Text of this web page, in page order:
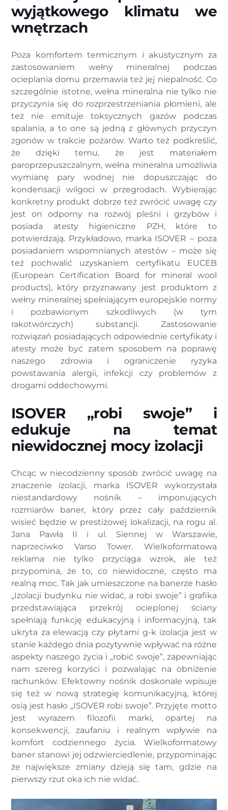
wyjątkowego klimatu we
wnętrzach
Poza komfortem termicznym i akustycznym za
zastosowaniem wełny mineralnej podczas
ocieplania domu przemawia też jej niepalność. Co
szczególnie istotne, wełna mineralna nie tylko nie
przyczynia się do rozprzestrzeniania płomieni, ale
też nie emituje toksycznych gazów podczas
spalania, a to one są jedną z głównych przyczyn
zgonów w trakcie pożarów. Warto też podkreślić,
że dzięki temu, że jest materiałem
paroprzepuszczalnym, wełna mineralna umożliwia
wymianę pary wodnej nie dopuszczając do
kondensacji wilgoci w przegrodach. Wybierając
konkretny produkt dobrze też zwrócić uwagę czy
jest on odporny na rozwój pleśni i grzybów i
posiada atesty higieniczne PZH, które to
potwierdzają. Przykładowo, marka ISOVER – poza
posiadaniem wspomnianych atestów – może się
też pochwalić uzyskaniem certyfikatu EUCEB
(European Certification Board for mineral wool
products), który przyznawany jest produktom z
wełny mineralnej spełniającym europejskie normy
i pozbawionym szkodliwych (w tym
rakotwórczych) substancji. Zastosowanie
rozwiązań posiadających odpowiednie certyfikaty i
atesty może być zatem sposobem na poprawę
naszego zdrowia i ograniczenie ryzyka
powstawania alergii, infekcji czy problemów z
drogami oddechowymi.
ISOVER „robi swoje” i
edukuje na temat
niewidocznej mocy izolacji
Chcąc w niecodzienny sposób zwrócić uwagę na
znaczenie izolacji, marka ISOVER wykorzystała
niestandardowy nośnik – imponujących
rozmiarów baner, który przez cały październik
wisieć będzie w prestiżowej lokalizacji, na rogu al.
Jana Pawła II i ul. Siennej w Warszawie,
naprzeciwko Varso Tower. Wielkoformatowa
reklama nie tylko przyciąga wzrok, ale też
przypomina, że to, co niewidoczne, często ma
realną moc. Tak jak umieszczone na banerze hasło
„Izolacji budynku nie widać, a robi swoje” i grafika
przedstawiająca przekrój ocieplonej ściany
spełniają funkcję edukacyjną i informacyjną, tak
ukryta za elewacją czy płytami g-k izolacja jest w
stanie każdego dnia pozytywnie wpływać na różne
aspekty naszego życia i „robić swoje”, zapewniając
nam szereg korzyści i pozwalając na obniżenie
rachunków. Efektowny nośnik doskonale wpisuje
się też w nową strategię komunikacyjną, której
osią jest hasło „ISOVER robi swoje”. Przyjęte motto
jest wyrazem filozofii marki, opartej na
konsekwencji, zaufaniu i realnym wpływie na
komfort codziennego życia. Wielkoformatowy
baner stanowi jej odzwierciedlenie, przypominając
że największe zmiany dzieją się tam, gdzie na
pierwszy rzut oka ich nie widać.